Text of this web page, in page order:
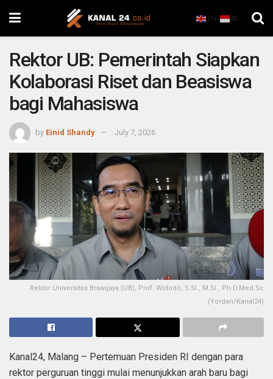
EN ID
Rektor UB: Pemerintah Siapkan
Kolaborasi Riset dan Beasiswa
bagi Mahasiswa
by Einid Shandy July 7, 2026
Rektor Universitas Brawijaya (UB), Prof. Widodo, S.Si., M.Si., Ph.D.Med.Sc
(Yordan/Kanal24)
Kanal24, Malang – Pertemuan Presiden RI dengan para
rektor perguruan tinggi mulai menunjukkan arah baru bagi